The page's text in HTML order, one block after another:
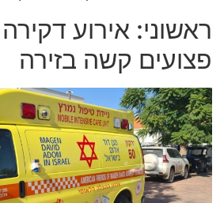
ראשוני: אירוע
פצועים קשה בזירה